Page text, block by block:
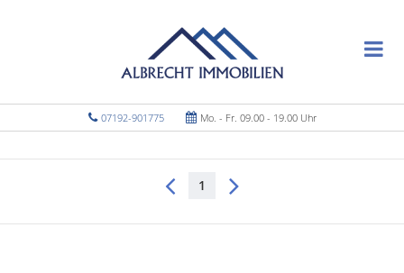
07192-901775 Mo. - Fr. 09.00 - 19.00 Uhr
1